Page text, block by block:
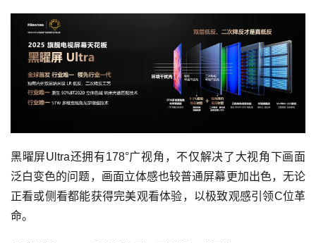
黑曜屏Ultra还拥有178°⼴视⻆，不仅解决了大视角下画面
泛白变色的问题，画面立体感也较普通屏幕更加出色，无论
正看或侧看都能获得完美观看体验，以极致观感引领C位革
命。